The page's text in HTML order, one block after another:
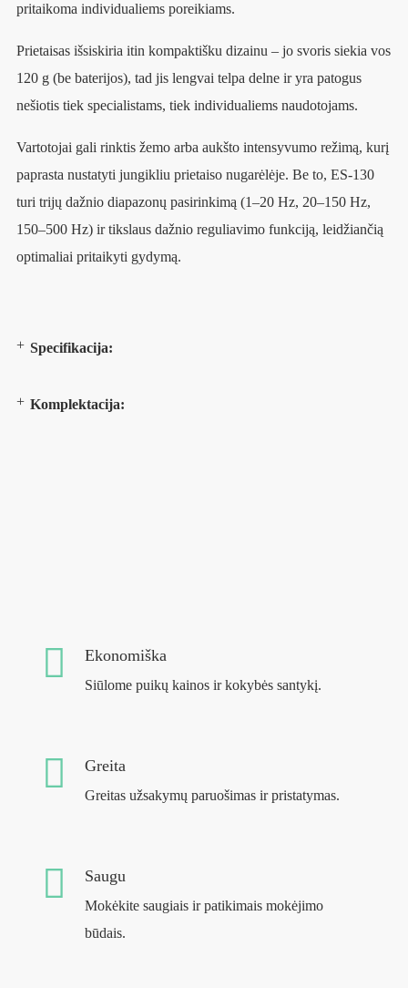
pritaikoma individualiems poreikiams.
Prietaisas išsiskiria itin kompaktišku dizainu – jo svoris siekia vos
120 g (be baterijos), tad jis lengvai telpa delne ir yra patogus
nešiotis tiek specialistams, tiek individualiems naudotojams.
Vartotojai gali rinktis žemo arba aukšto intensyvumo režimą, kurį
paprasta nustatyti jungikliu prietaiso nugarėlėje. Be to, ES-130
turi trijų dažnio diapazonų pasirinkimą (1–20 Hz, 20–150 Hz,
150–500 Hz) ir tikslaus dažnio reguliavimo funkciją, leidžiančią
optimaliai pritaikyti gydymą.
Specifikacija:
Komplektacija:
Ekonomiška
Siūlome puikų kainos ir kokybės santykį.
Greita
Greitas užsakymų paruošimas ir pristatymas.
Saugu
Mokėkite saugiais ir patikimais mokėjimo
būdais.